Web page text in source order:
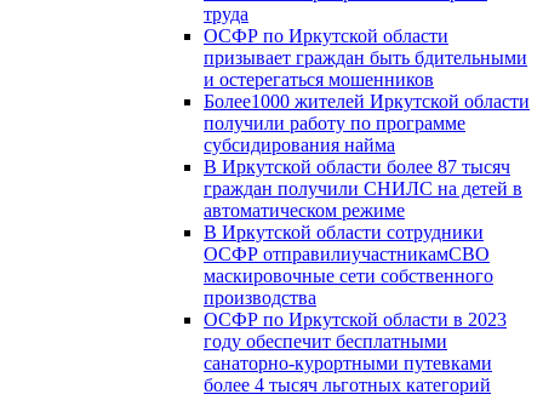
труда
ОСФР по Иркутской области
призывает граждан быть бдительными
и остерегаться мошенников
Более1000 жителей Иркутской области
получили работу по программе
субсидирования найма
В Иркутской области более 87 тысяч
граждан получили СНИЛС на детей в
автоматическом режиме
В Иркутской области сотрудники
ОСФР отправилиучастникамСВО
маскировочные сети собственного
производства
ОСФР по Иркутской области в 2023
году обеспечит бесплатными
санаторно-курортными путевками
более 4 тысяч льготных категорий